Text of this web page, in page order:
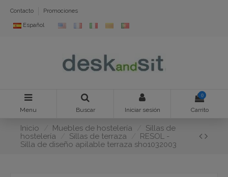
Contacto Promociones
Español
Menu Buscar Iniciar sesión
0
Carrito
Inicio Muebles de hostelería
Sillas de
hostelería
Sillas de terraza
RESOL -
Silla de diseño apilable terraza sho1032003